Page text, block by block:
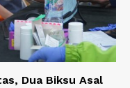
Dua Biksu Asal